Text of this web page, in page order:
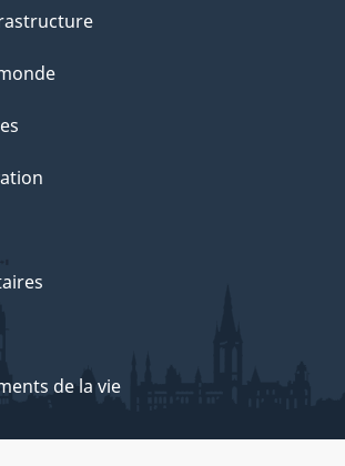
de la vie